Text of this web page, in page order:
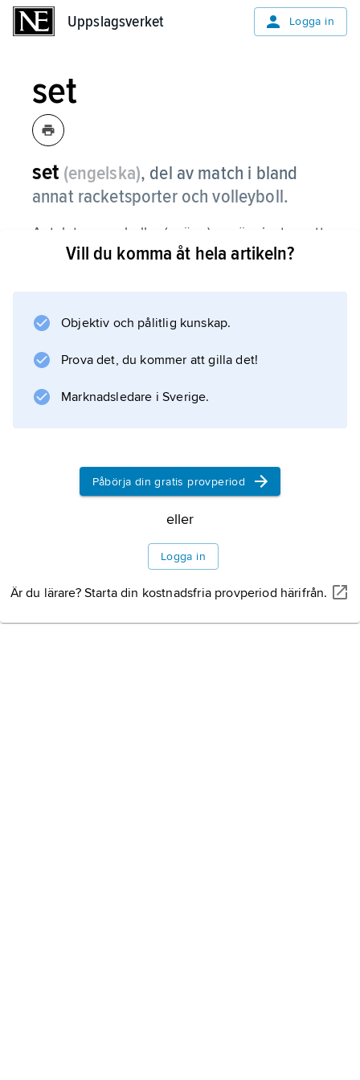
Uppslagsverket Logga in
set
set (engelska), del av match i bland
annat racketsporter och volleyboll.
Antalet vunna bollar (poäng) avgör vinst av ett
set och antalet vunna set vinst av en match.
Vill du komma åt hela artikeln?
Objektiv och pålitlig kunskap.
Prova det, du kommer att gilla det!
Marknadsledare i Sverige.
Påbörja din gratis provperiod
eller
Logga in
Är du lärare? Starta din kostnadsfria provperiod härifrån.